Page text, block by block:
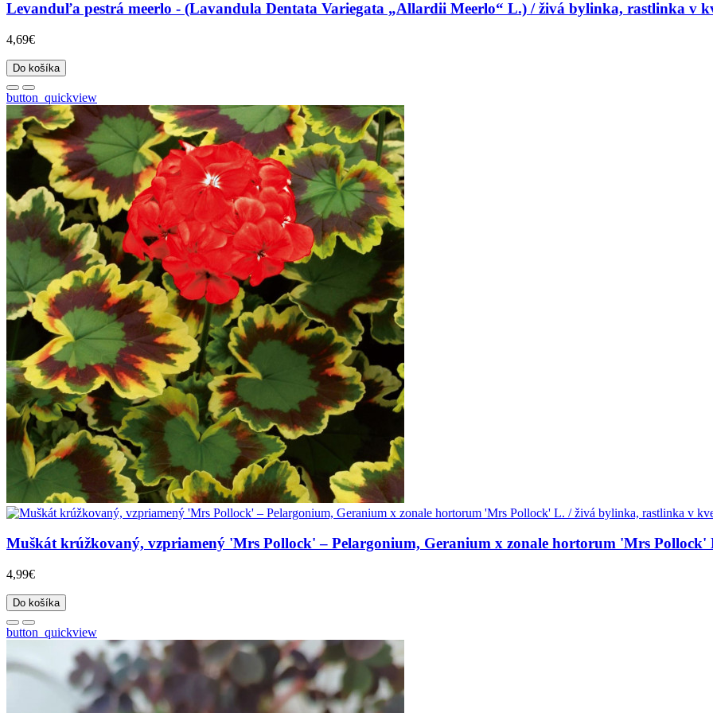
Levanduľa pestrá meerlo - (Lavandula Dentata Variegata „Allardii Meerlo“ L.) / živá bylinka, rastlinka v
4,69€
Do košíka
button_quickview
Muškát krúžkovaný, vzpriamený 'Mrs Pollock' – Pelargonium, Geranium x zonale hortorum 'Mrs
4,99€
Do košíka
button_quickview